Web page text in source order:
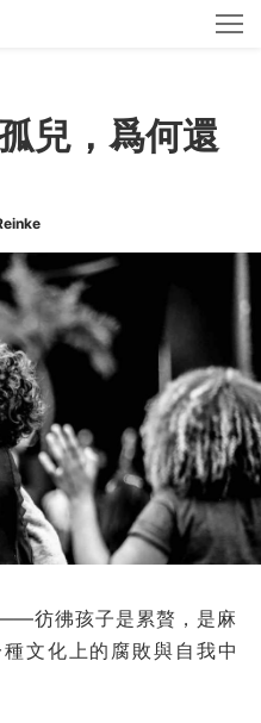
兒，爲何還
彷彿孩子是累贅，是麻
文化上的腐敗與自我中